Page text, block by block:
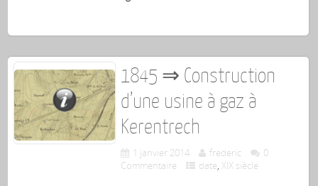
1845 ⇒ Construction
d’une usine à gaz à
Kerentrech
1 janvier 2014 frederic
0
Commentaire
date,XIX siècle